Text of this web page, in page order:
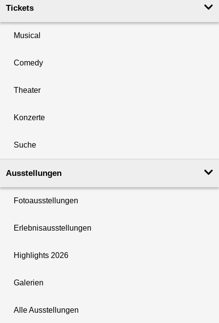
Tickets
Musical
Comedy
Theater
Konzerte
Suche
Ausstellungen
Fotoausstellungen
Erlebnisausstellungen
Highlights 2026
Galerien
Alle Ausstellungen